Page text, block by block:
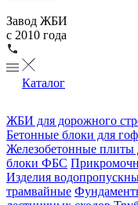
Завод ЖБИ
с 2010 года
Каталог
ЖБИ для дорожного
Бетонные блоки для
Железобетонные плиты
блоки ФБС
Изделия
трамвайные